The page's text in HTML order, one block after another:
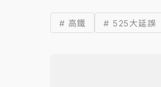
# 高鐵 # 525大延誤